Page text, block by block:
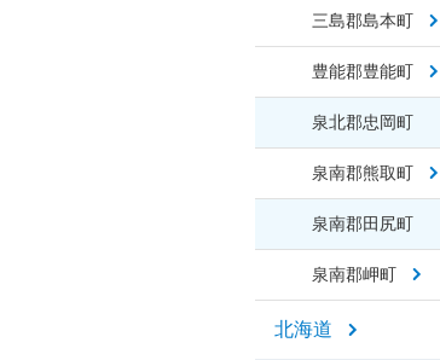
三島郡島本町
豊能郡豊能町
泉北郡忠岡町
泉南郡熊取町
泉南郡田尻町
泉南郡岬町
北海道